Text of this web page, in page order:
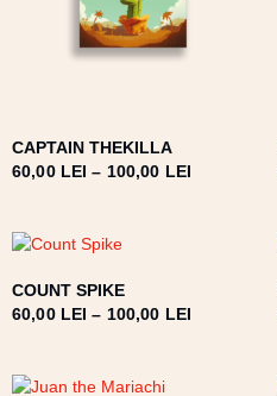
CAPTAIN THEKILLA
60,00 LEI – 100,00 LEI
COUNT SPIKE
60,00 LEI – 100,00 LEI